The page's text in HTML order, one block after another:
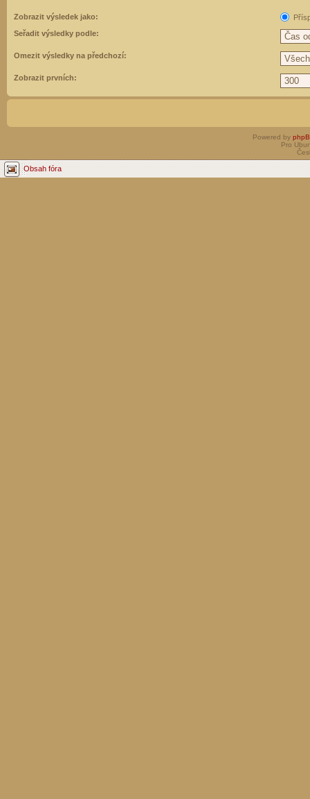
Zobrazit výsledek jako:
Seřadit výsledky podle:
Omezit výsledky na předchozí:
Zobrazit prvních:
Powered by
Pro
Obsah fóra